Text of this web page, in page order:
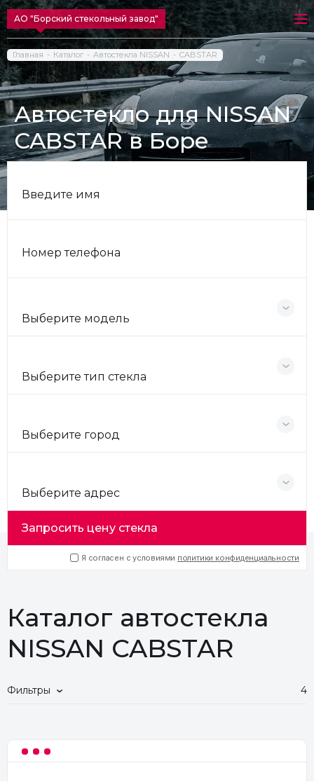
АО "Борский стекольный завод"
Главная Каталог Автостекла NISSAN CABSTAR
Автостекло для NISSAN
CABSTAR в Боре
Введите имя
Номер телефона
Выберите модель
Выберите тип стекла
Выберите город
Выберите адрес
Запросить цену стекла
Я согласен с условиями политики конфиденциальности
Каталог автостекла
NISSAN CABSTAR
Фильтры 4